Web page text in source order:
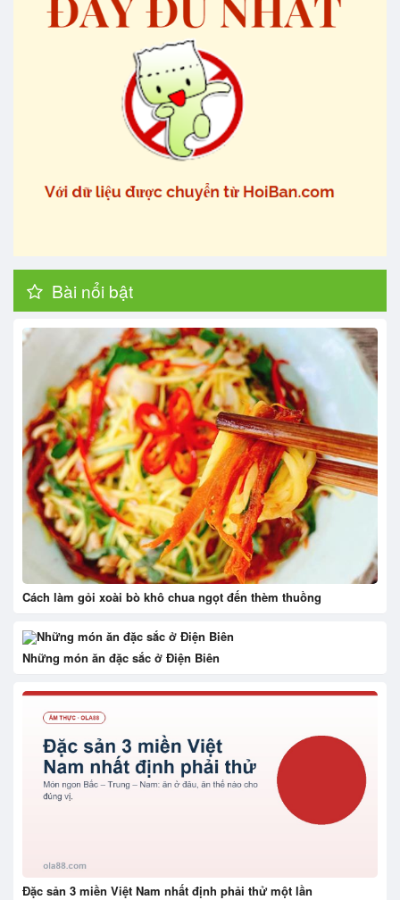
Bài nổi bật
Cách làm gỏi xoài bò khô chua ngọt đến thèm thuồng
Những món ăn đặc sắc ở Điện Biên
Đặc sản 3 miền Việt Nam nhất định phải thử một lần